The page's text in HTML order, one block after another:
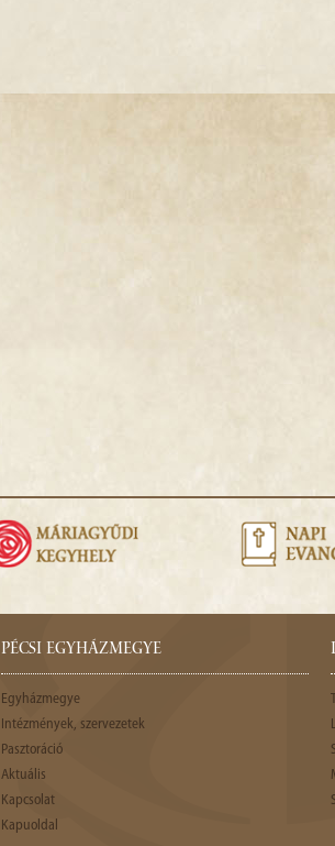
PÉCSI EGYHÁZMEGYE
Egyházmegye
Intézmények, szervezetek
Pasztoráció
Aktuális
Kapcsolat
Kapuoldal